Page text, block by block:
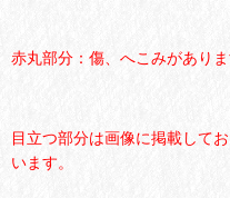
赤丸部分： 傷、へこみがあり
目立つ部分は画像に掲載して
います。